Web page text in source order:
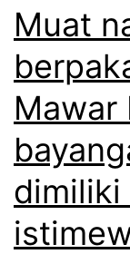
Muat
Mawar
dimiliki